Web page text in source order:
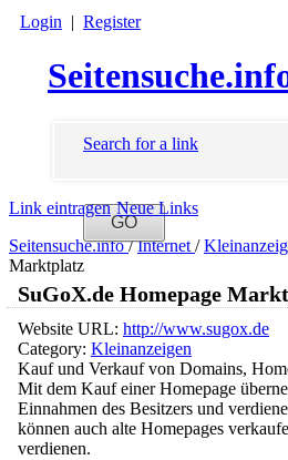
Login | Register
Search for a link
Link eintragen Neue Links
Seitensuche.info/ Internet/
Marktplatz
SuGoX.de Homepage
Website URL: http://www.sugox.de
Category: Kleinanzeigen
Kauf und Verkauf von Domains,
Mit dem Kauf einer Homepage
Einnahmen des Besitzers und
können auch alte Homepages
verdienen.